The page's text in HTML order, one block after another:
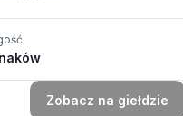
Zobacz na giełdzie